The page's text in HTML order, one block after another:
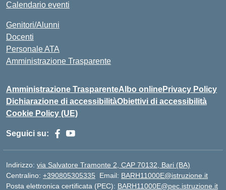
Calendario eventi
Genitori/Alunni
Docenti
Personale ATA
Amministrazione Trasparente
Amministrazione TrasparenteAlbo onlinePrivacy Policy
Dichiarazione di accessibilitàObiettivi di accessibilità
Cookie Policy (UE)
Seguici su:
Indirizzo: via Salvatore Tramonte 2, CAP 70132, Bari (BA)
Centralino: +390805305335 Email: BARH11000E@istruzione.it
Posta elettronica certificata (PEC): BARH11000E@pec.istruzione.it